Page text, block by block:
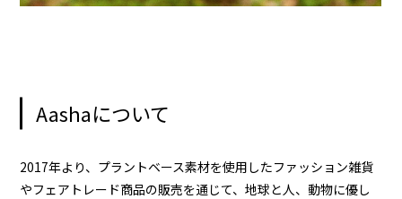
Aashaについて
2017年より、プラントベース素材を使用したファッション雑貨
やフェアトレード商品の販売を通じて、地球と人、動物に優し